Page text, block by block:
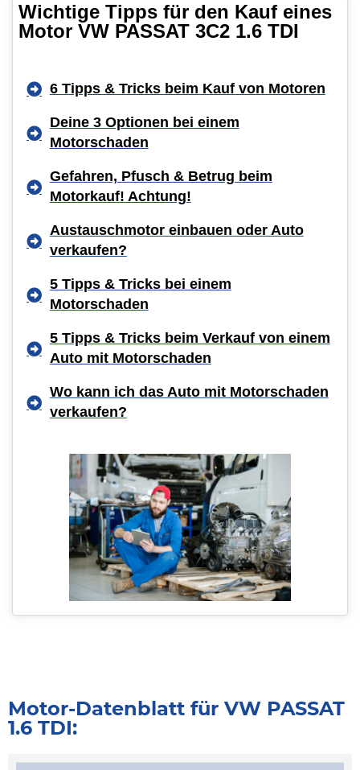
Wichtige Tipps für den Kauf eines
Motor VW PASSAT 3C2 1.6 TDI
6 Tipps & Tricks beim Kauf von Motoren
Deine 3 Optionen bei einem
Motorschaden
Gefahren, Pfusch & Betrug beim
Motorkauf! Achtung!
Austauschmotor einbauen oder Auto
verkaufen?
5 Tipps & Tricks bei einem
Motorschaden
5 Tipps & Tricks beim Verkauf von einem
Auto mit Motorschaden
Wo kann ich das Auto mit Motorschaden
verkaufen?
Motor-Datenblatt für VW PASSAT
1.6 TDI: